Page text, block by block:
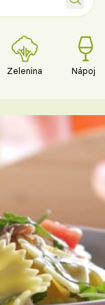
Zelenina Nápoje